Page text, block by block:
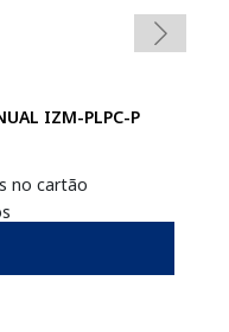
IZM-PLPC-P
no cartão